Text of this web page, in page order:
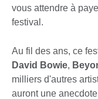
vous attendre à
festival.
Au fil des ans, ce
David Bowie,
milliers d'autres
auront une